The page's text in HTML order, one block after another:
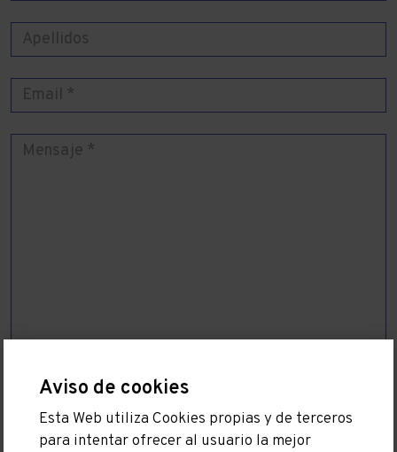
He leído y acepto laPolítica de privacidad
Aviso de cookies
Esta Web utiliza Cookies propias y de terceros
para intentar ofrecer al usuario la mejor